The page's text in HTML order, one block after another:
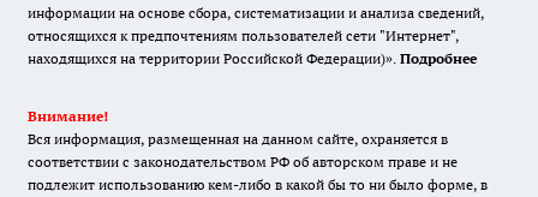
информации на основе сбора, систематизации и анализа сведений,
относящихся к предпочтениям пользователей сети "Интернет",
находящихся на территории Российской Федерации)». Подробнее
Внимание!
Вся информация, размещенная на данном сайте, охраняется в
соответствии с законодательством РФ об авторском праве и не
подлежит использованию кем-либо в какой бы то ни было форме, в